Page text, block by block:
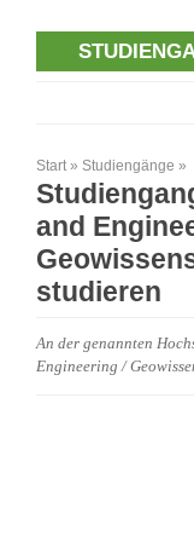
Start » Studiengänge »
and
studieren
An der genannten
Engineering /